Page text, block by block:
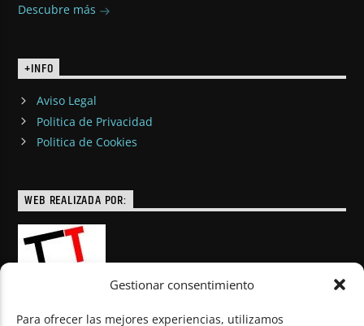
Gestionar consentimiento
Para ofrecer las mejores experiencias, utilizamos
Descubre más
+INFO
Aviso Legal
Politica de Privacidad
Politica de Cookies
WEB REALIZADA POR: